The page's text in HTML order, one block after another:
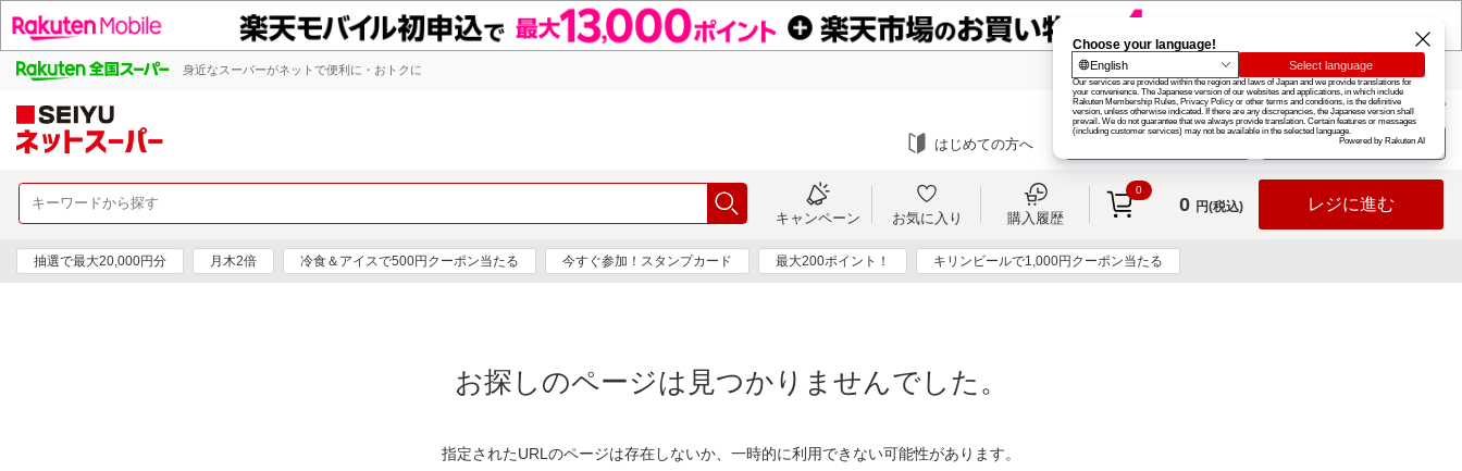
身近なスーパーがネットで便利に・おトクに 楽天グループ カード
お知らせ ヘルプ
はじめての方へ ログイン
キャンペーン お気に入り 購入履歴
0
0 円(税込) レジに進む
抽選で最大20,000円分 月木2倍 冷食＆アイスで500円クーポン当たる 今すぐ参加！スタンプカード 最大200ポイント！ キリンビールで1,000円クーポン当たる
お探しのページは見つかりませんでした。
指定されたURLのページは存在しないか、一時的に利用できない可能性があります。